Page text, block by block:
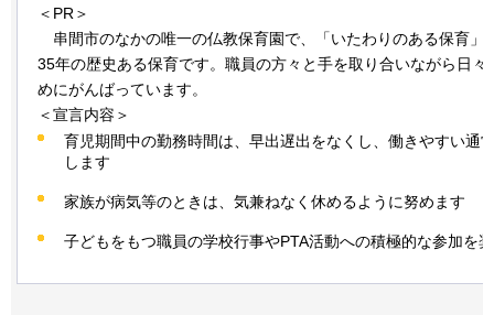
＜PR＞
串間市のなかの唯一の仏教保育園で、「いたわりのある保育」
35年の歴史ある保育です。職員の方々と手を取り合いながら日々
めにがんばっています。
＜宣言内容＞
育児期間中の勤務時間は、早出遅出をなくし、働きやすい通
します
家族が病気等のときは、気兼ねなく休めるように努めます
子どもをもつ職員の学校行事やPTA活動への積極的な参加を